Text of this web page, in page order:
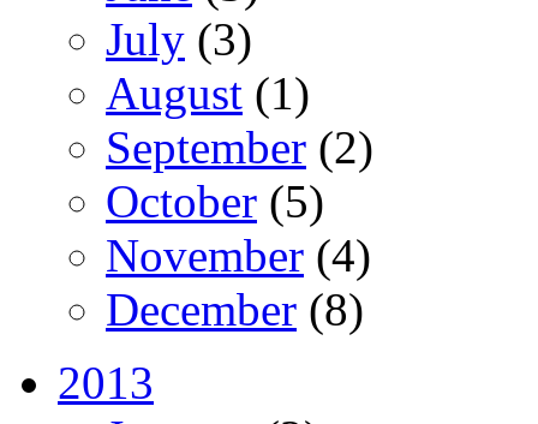
July (3)
August (1)
September (2)
October (5)
November (4)
December (8)
2013